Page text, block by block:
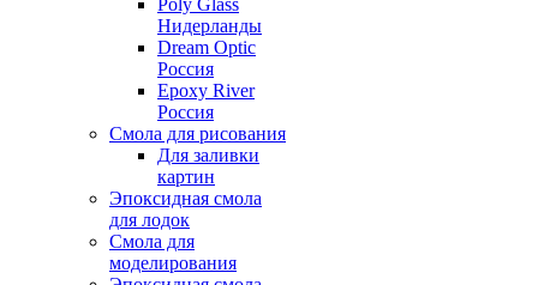
Poly Glass
Нидерланды
Dream Optic
Россия
Epoxy River
Россия
Смола для рисования
Для заливки
картин
Эпоксидная смола
для лодок
Смола для
моделирования